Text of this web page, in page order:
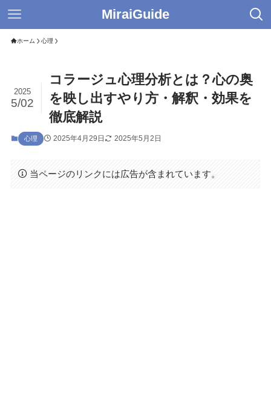
MiraiGuide
ホーム 心理
コラージュ心理分析とは？心の奥
を映し出すやり方・解釈・効果を
徹底解説
2025
5/02
心理 2025年4月29日 2025年5月2日
当ページのリンクには広告が含まれています。